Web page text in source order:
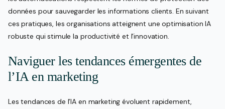
données pour sauvegarder les informations clients. En suivant
ces pratiques, les organisations atteignent une optimisation IA
robuste qui stimule la productivité et l’innovation.
Naviguer les tendances émergentes de
l’IA en marketing
Les tendances de l’IA en marketing évoluent rapidement,